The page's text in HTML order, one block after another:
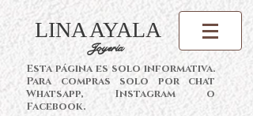
LINA AYALA
Joyería
Esta página es solo informativa.
Para compras solo por chat
Whatsapp, Instagram o
Facebook.